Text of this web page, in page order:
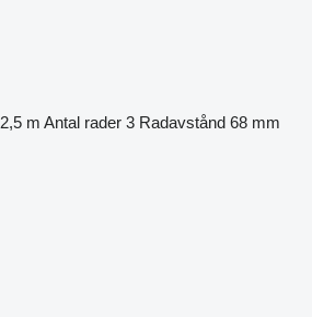
2,5 m Antal rader 3 Radavstånd 68 mm